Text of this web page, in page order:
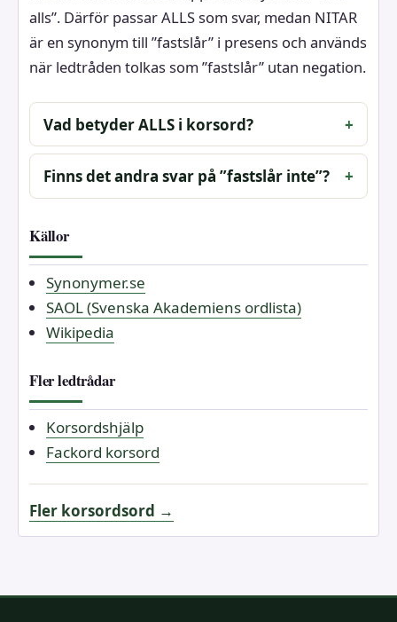
alls”. Därför passar ALLS som svar, medan NITAR
är en synonym till ”fastslår” i presens och används
när ledtråden tolkas som ”fastslår” utan negation.
Vad betyder ALLS i korsord?
Finns det andra svar på ”fastslår inte”?
Källor
Synonymer.se
SAOL (Svenska Akademiens ordlista)
Wikipedia
Fler ledtrådar
Korsordshjälp
Fackord korsord
Fler korsordsord →